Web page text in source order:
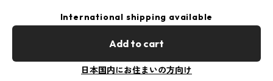
International shipping available
Add to cart
日本国内にお住まいの方向け